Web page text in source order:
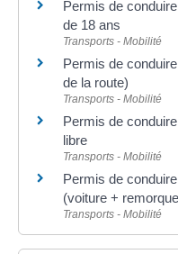
Permis de
de 18 ans
Transports - Mobilité
Permis de
de la route)
Transports - Mobilité
Permis de
libre
Transports - Mobilité
Permis de
(voiture +
Transports - Mobilité